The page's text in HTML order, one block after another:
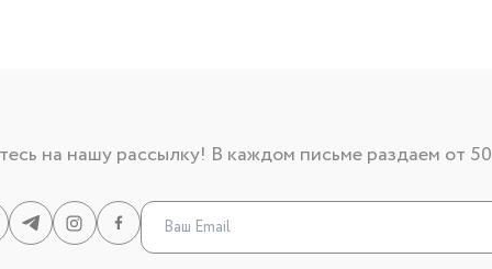
на нашу рассылку! В каждом письме раздаем от